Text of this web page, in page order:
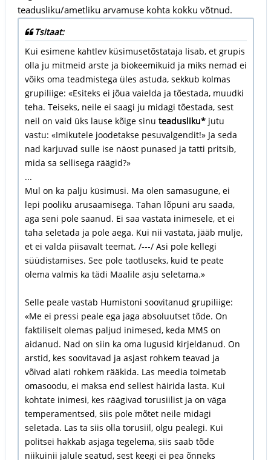
teadusliku/ametliku arvamuse kohta kokku võtnud.
Tsitaat:
Kui esimene kahtlev küsimusetõstataja lisab, et grupis
olla ju mitmeid arste ja biokeemikuid ja miks nemad ei
võiks oma teadmistega üles astuda, sekkub kolmas
grupiliige: «Esiteks ei jõua vaielda ja tõestada, muudki
teha. Teiseks, neile ei saagi ju midagi tõestada, sest
neil on vaid üks lause kõige sinu teadusliku*jutu
vastu: «Imikutele joodetakse pesuvalgendit!» Ja seda
nad karjuvad sulle ise näost punased ja tatti pritsib,
mida sa sellisega räägid?»
...
Mul on ka palju küsimusi. Ma olen samasugune, ei
lepi pooliku arusaamisega. Tahan lõpuni aru saada,
aga seni pole saanud. Ei saa vastata inimesele, et ei
taha seletada ja pole aega. Kui nii vastata, jääb mulje,
et ei valda piisavalt teemat. /---/ Asi pole kellegi
süüdistamises. See pole taotluseks, kuid te peate
olema valmis ka tädi Maalile asju seletama.»
Selle peale vastab Humistoni soovitanud grupiliige:
«Me ei pressi peale ega jaga absoluutset tõde. On
faktiliselt olemas paljud inimesed, keda MMS on
aidanud. Nad on siin ka oma lugusid kirjeldanud. On
arstid, kes soovitavad ja asjast rohkem teavad ja
võivad alati rohkem rääkida. Las meedia toimetab
omasoodu, ei maksa end sellest häirida lasta. Kui
kohtate inimesi, kes räägivad torusiilist ja on väga
temperamentsed, siis pole mõtet neile midagi
seletada. Las ta siis olla torusiil, olgu pealegi. Kui
politsei hakkab asjaga tegelema, siis saab tõde
niikuinii jalule seatud, sest keegi ei pea õnneks